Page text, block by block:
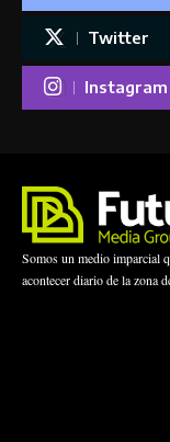
Twitter
Instagram
Somos un medio imparcial
acontecer diario de la zona